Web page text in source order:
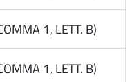
1, LETT. B) DEL
1, LETT. B) DEL